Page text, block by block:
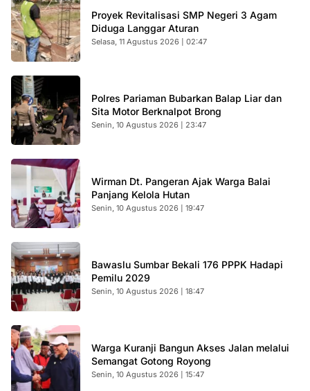
Proyek Revitalisasi SMP Negeri 3 Agam
Diduga Langgar Aturan
Selasa, 11 Agustus 2026 | 02:47
Polres Pariaman Bubarkan Balap Liar dan
Sita Motor Berknalpot Brong
Senin, 10 Agustus 2026 | 23:47
Wirman Dt. Pangeran Ajak Warga Balai
Panjang Kelola Hutan
Senin, 10 Agustus 2026 | 19:47
Bawaslu Sumbar Bekali 176 PPPK Hadapi
Pemilu 2029
Senin, 10 Agustus 2026 | 18:47
Warga Kuranji Bangun Akses Jalan melalui
Semangat Gotong Royong
Senin, 10 Agustus 2026 | 15:47